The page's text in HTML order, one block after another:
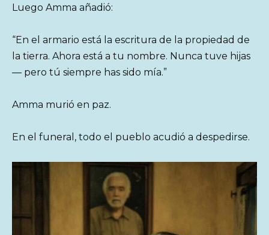
Luego Amma añadió:
“En el armario está la escritura de la propiedad de
la tierra. Ahora está a tu nombre. Nunca tuve hijas
— pero tú siempre has sido mía.”
Amma murió en paz.
En el funeral, todo el pueblo acudió a despedirse.